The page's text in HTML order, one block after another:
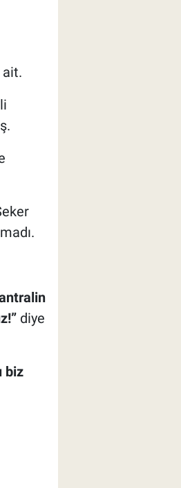
ait.
diye
biz